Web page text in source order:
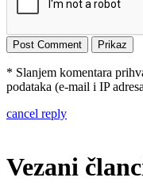
* Slanjem komentara
podataka (e-mail i IP
cancel reply
Vezani